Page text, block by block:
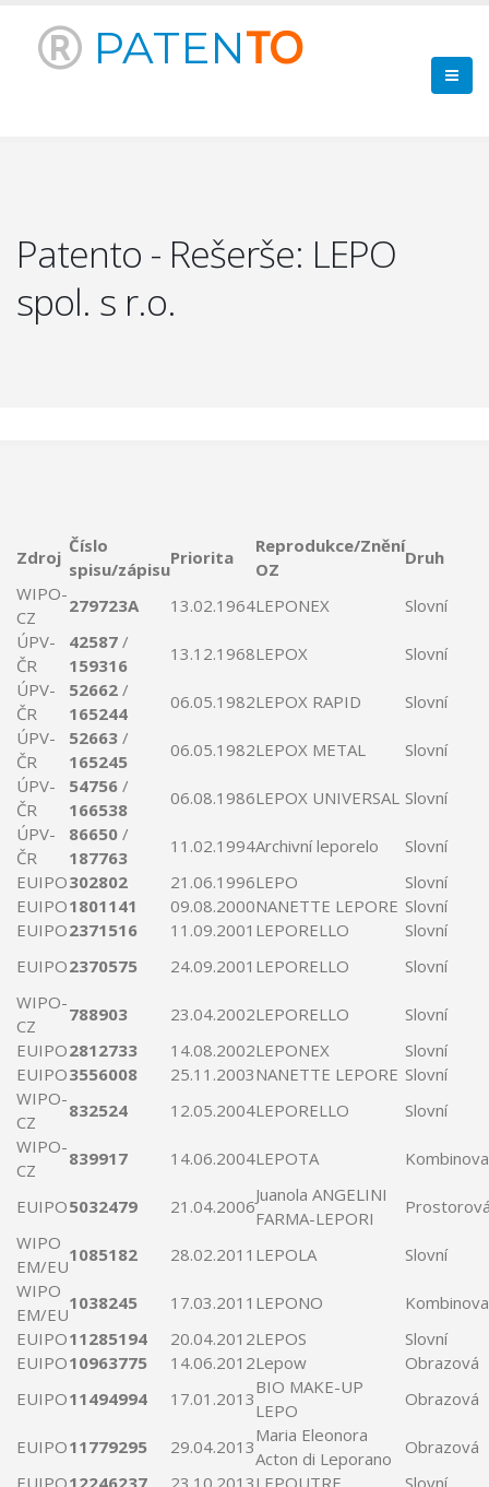
PATENTO
Patento - Rešerše: LEPO
spol. s r.o.
Zdroj
Číslo
spisu/zápisu
Priorita
Reprodukce/Znění
OZ
Druh
WIPO-
CZ
279723A 13.02.1964LEPONEX
Slovní
ÚPV-
ČR
42587 /
159316
13.12.1968LEPOX
Slovní
ÚPV-
ČR
52662 /
165244
06.05.1982LEPOX RAPID
Slovní
ÚPV-
ČR
52663 /
165245
06.05.1982LEPOX METAL
Slovní
ÚPV-
ČR
54756 /
166538
06.08.1986LEPOX UNIVERSAL Slovní
ÚPV-
ČR
86650 /
187763
11.02.1994Archivníleporelo
Slovní
EUIPO302802 21.06.1996LEPO
Slovní
EUIPO1801141 09.08.2000NANETTE LEPORE Slovní
EUIPO2371516 11.09.2001 LEPORELLO
Slovní
EUIPO2370575 24.09.2001 LEPORELLO
Slovní
WIPO-
CZ
788903 23.04.2002LEPORELLO
Slovní
EUIPO2812733 14.08.2002LEPONEX
Slovní
EUIPO3556008 25.11.2003NANETTE LEPORE Slovní
WIPO-
CZ
832524 12.05.2004LEPORELLO
Slovní
WIPO-
CZ
839917 14.06.2004LEPOTA
EUIPO5032479 21.04.2006
Juanola ANGELINI
FARMA-LEPORI
WIPO
EM/EU
1085182 28.02.2011 LEPOLA
Slovní
WIPO
EM/EU
1038245 17.03.2011 LEPONO
EUIPO11285194 20.04.2012LEPOS
Slovní
EUIPO10963775 14.06.2012Lepow
Obrazová
EUIPO11494994 17.01.2013
BIO MAKE-UP
LEPO
Obrazová
EUIPO11779295 29.04.2013
Maria Eleonora
Acton di Leporano
Obrazová
EUIPO12246237 23.10.2013LEPOUTRE
Slovní